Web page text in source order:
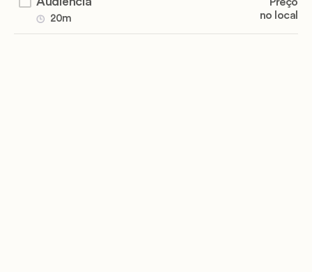
20m
Preço
no local